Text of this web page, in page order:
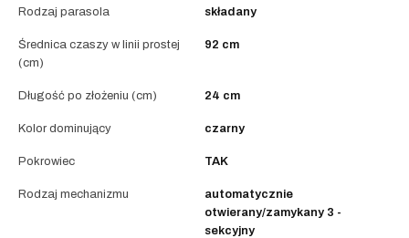
Rodzaj parasola składany
Średnica czaszy w linii prostej
(cm)
92 cm
Długość po złożeniu (cm) 24 cm
Kolor dominujący czarny
Pokrowiec TAK
Rodzaj mechanizmu
automatycznie
otwierany/zamykany 3 -
sekcyjny